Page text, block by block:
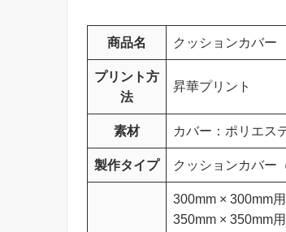
商品名 クッションカバー
プリント方
法
昇華プリント
素材 カバー：ポリエス
製作タイプ クッションカバー
300mm × 300mm用
350mm × 350mm用